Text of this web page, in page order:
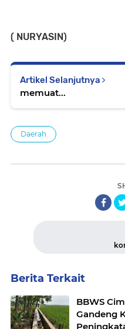
( NURYASIN)
Artikel Selanjutnya
memuat...
Daerah
Berita Terkait
BBWS
Gandeng